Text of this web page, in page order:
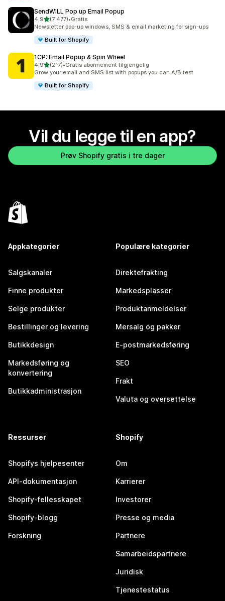
SendWILL Pop up Email Popup
4,9av 5 stjerner
(7 477)
Totalt 7477 omtaler
•Gratis
Newsletter pop-up windows, SMS & email marketing for sign-ups
Built for Shopify
1CP: Email Popup & Spin Wheel
4,9av 5 stjerner
(217)
Totalt 217 omtaler
•Gratis abonnement tilgjengelig
Grow your email and SMS list with popups you can A/B test
Built for Shopify
Vil du legge til en app?
Prøv Shopify gratis i tre dager
Appkategorier
Salgskanaler
Finne produkter
Selge produkter
Bestillinger og levering
Butikkdesign
Markedsføring og
konvertering
Butikkadministrasjon
Populære kategorier
Direktefrakting
Markedsplasser
Produktanmeldelser
Mersalg og pakker
E-postmarkedsføring
SEO
Frakt
Valuta og oversettelse
Ressurser
Shopifys hjelpesenter
API-dokumentasjon
Shopify-fellesskapet
Shopify-blogg
Forskning
Shopify
Om
Karrierer
Investorer
Presse og media
Partnere
Samarbeidspartnere
Juridisk
Tjenestestatus